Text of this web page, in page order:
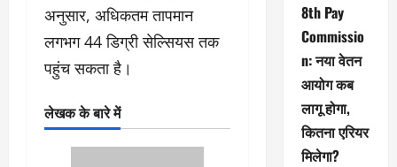
अनुसार, अधिकतम तापमान
लगभग 44 डिग्री सेल्सियस तक
पहुंच सकता है।
लेखक के बारे में
8th Pay
Commissio
n: नया वेतन
आयोग कब
लागू होगा,
कितना एरियर
मिलेगा?